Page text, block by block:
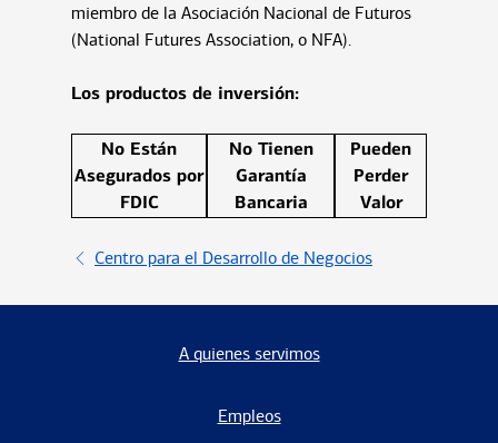
miembro de la Asociación Nacional de Futuros
(National Futures Association, o NFA).
Los productos de inversión:
No Están
Asegurados por
FDIC
No Tienen
Garantía
Bancaria
Pueden
Perder
Valor
Centro para el Desarrollo de Negocios
A quienes servimos
Empleos